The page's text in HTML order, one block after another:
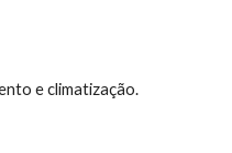
e climatização.